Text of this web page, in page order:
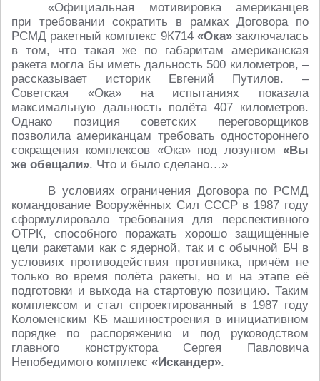
«Официальная мотивировка американцев
при требовании сократить в рамках Договора по
РСМД ракетный комплекс 9К714 «Ока»заключалась
в том, что такая же по габаритам американская
ракета могла бы иметь дальность 500 километров, –
рассказывает историк Евгений Путилов. –
Советская «Ока» на испытаниях показала
максимальную дальность полёта 407 километров.
Однако позиция советских переговорщиков
позволила американцам требовать одностороннего
сокращения комплексов «Ока» под лозунгом «Вы
же обещали». Что и было сделано…»
В условиях ограничения Договора по РСМД
командование Вооружённых Сил СССР в 1987 году
сформулировало требования для перспективного
ОТРК, способного поражать хорошо защищённые
цели ракетами как с ядерной, так и с обычной БЧ в
условиях противодействия противника, причём не
только во время полёта ракеты, но и на этапе её
подготовки и выхода на стартовую позицию. Таким
комплексом и стал спроектированный в 1987 году
Коломенским КБ машиностроения в инициативном
порядке по распоряжению и под руководством
главного конструктора Сергея Павловича
Непобедимого комплекс «Искандер».